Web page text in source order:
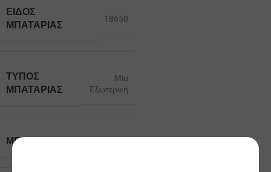
ΕΊΔΟΣ
ΜΠΑΤΑΡΊΑΣ
18650
ΤΎΠΟΣ
ΜΠΑΤΑΡΊΑΣ
Μία
Εξωτερική
ΜΈΓΙΣΤΗ ΙΣΧΎΣ